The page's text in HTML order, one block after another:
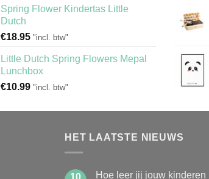
Spring Flower Kindertas Little
Dutch
€18.95 "incl. btw"
Little Dutch Spring Flowers Mepal
Lunchbox
€10.99 "incl. btw"
HET LAATSTE NIEUWS
10 Hoe leer jij jouw kinderen